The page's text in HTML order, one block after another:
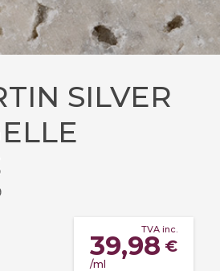
SILVER
39,98 €
TVA inc.
/ml